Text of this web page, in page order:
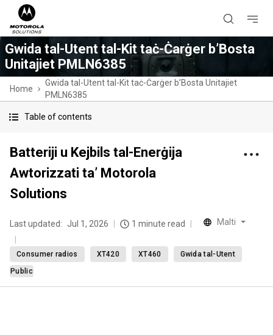
Gwida tal-Utent tal-Kit taċ-Ċarġer b’Bosta
Unitajiet PMLN6385
Home
Gwida tal-Utent tal-Kit taċ-Ċarġer b’Bosta Unitajiet
PMLN6385
Table of contents
Batteriji u Kejbils tal-Enerġija
Awtorizzati ta’ Motorola
Solutions
Last updated: Jul 1, 2026 1 minute read Malti
Consumer radios XT420 XT460
Gwida tal-Utent
Public